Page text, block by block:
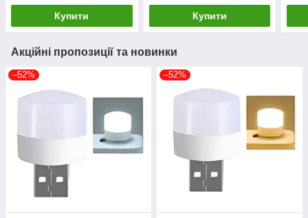
Купити Купити
Акційні пропозиції та новинки
–52% –52%